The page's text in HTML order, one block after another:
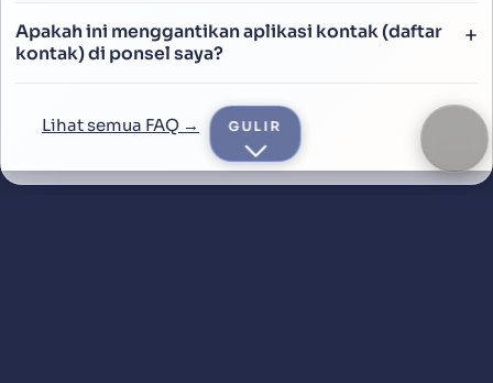
Apakah ini menggantikan aplikasi kontak (daftar
kontak) di ponsel saya?
Lihat semua FAQ → GULIR